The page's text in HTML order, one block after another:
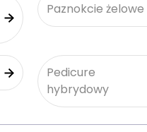
Paznokcie żelowe
Pedicure
hybrydowy